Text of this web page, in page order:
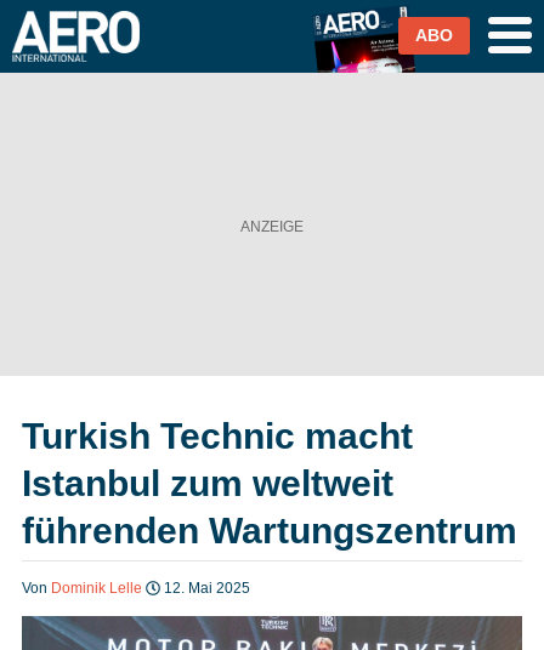
Magazin & Abo
Digitale Ausgabe
ABO
Turkish Technic macht
Istanbul zum weltweit
führenden Wartungszentrum
Von Dominik Lelle 12. Mai 2025